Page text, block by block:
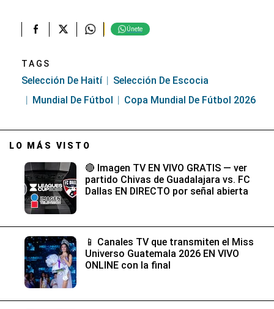
Únete
TAGS
Selección De Haití
Selección De Escocia
Mundial De Fútbol
Copa Mundial De Fútbol 2026
LO MÁS VISTO
🔴 Imagen TV EN VIVO GRATIS — ver
partido Chivas de Guadalajara vs. FC
Dallas EN DIRECTO por señal abierta
📱 Canales TV que transmiten el Miss
Universo Guatemala 2026 EN VIVO
ONLINE con la final